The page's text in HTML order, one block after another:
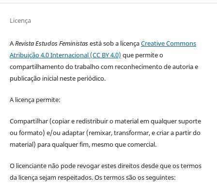
Licença
ARevista Estudos Feministasestá sob a licençaCreative Commons
Atribuição 4.0 Internacional (CC BY 4.0) que permite o
compartilhamento do trabalho com reconhecimento de autoria e
publicação inicial neste periódico.
A licença permite:
Compartilhar (copiar e redistribuir o material em qualquer suporte
ou formato) e/ou adaptar (remixar, transformar, e criar a partir do
material) para qualquer fim, mesmo que comercial.
O licenciante não pode revogar estes direitos desde que os termos
da licença sejam respeitados. Os termos são os seguintes: